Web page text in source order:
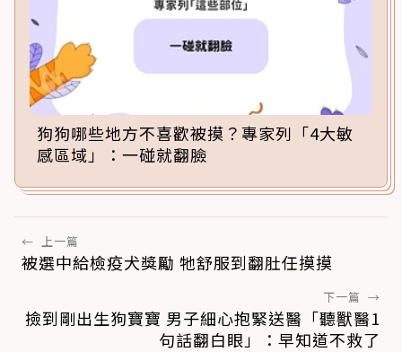
狗狗哪些地方不喜歡被摸？專家列「4大敏
感區域」：一碰就翻臉
← 上一篇
被選中給檢疫犬獎勵 牠舒服到翻肚任摸摸
下一篇 →
撿到剛出生狗寶寶 男子細心抱緊送醫「聽獸醫1
句話翻白眼」：早知道不救了